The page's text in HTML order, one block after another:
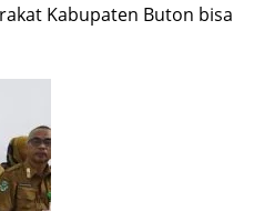
Kabupaten Buton bisa